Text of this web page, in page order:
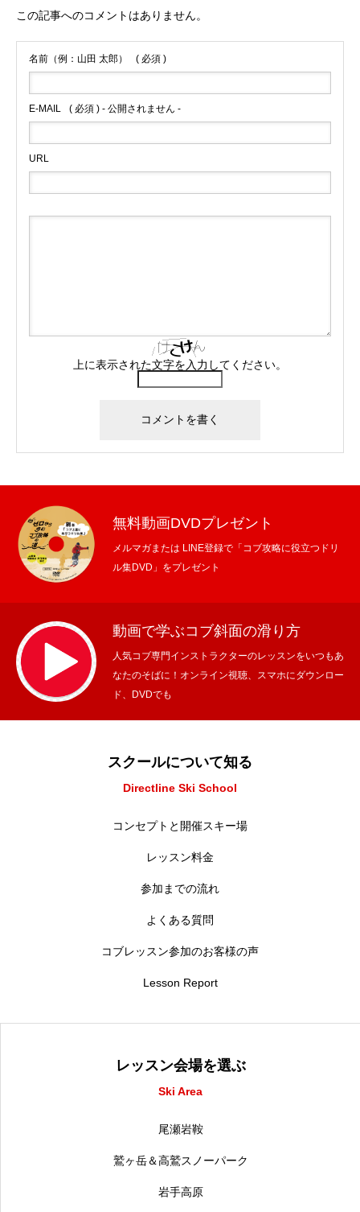
この記事へのコメントはありません。
名前（例：山田 太郎） ( 必須 )
E-MAIL ( 必須 ) - 公開されません -
URL
上に表示された文字を入力してください。
無料動画DVDプレゼント
メルマガまたは LINE登録で「コブ攻略に役立つドリ
ル集DVD」をプレゼント
動画で学ぶコブ斜面の滑り方
人気コブ専門インストラクターのレッスンをいつもあ
なたのそばに！オンライン視聴、スマホにダウンロー
ド、DVDでも
スクールについて知る
Directline Ski School
コンセプトと開催スキー場
レッスン料金
参加までの流れ
よくある質問
コブレッスン参加のお客様の声
Lesson Report
レッスン会場を選ぶ
Ski Area
尾瀬岩鞍
鷲ヶ岳＆高鷲スノーパーク
岩手高原